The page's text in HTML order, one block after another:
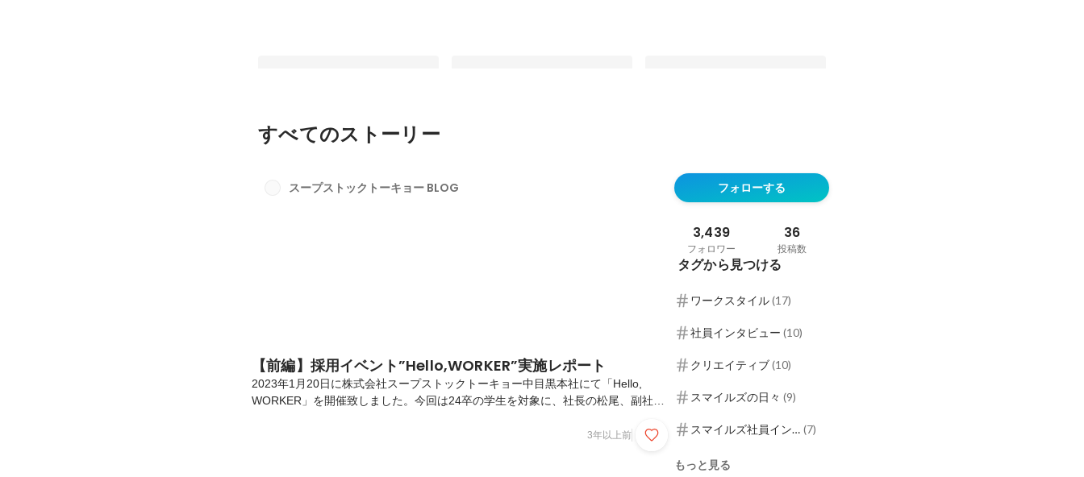
最新順で表示
のは、しなやかなDXによる体験価
陣トークセッションレポート
最新順で表示
すべてのストーリー
スープストックトーキョー BLOG
【前編】採用イベント”Hello,WORKER”実施レポート
2023年1月20日に株式会社スープストックトーキョー中目黒本社にて「Hello,
WORKER」を開催致しました。今回は24卒の学生を対象に、社長の松尾、副社長
た。当日は総勢25名ほどの学生さんにオフィスにお越しいただき、大盛況で終える
3年以上前
フォローする
3,439
フォロワー
36
投稿数
タグから見つける
ワークスタイル(17)
社員インタビュー (10)
クリエイティブ(10)
スマイルズの日々 (9)
スマイルズ社員イン
(7)
もっと見る